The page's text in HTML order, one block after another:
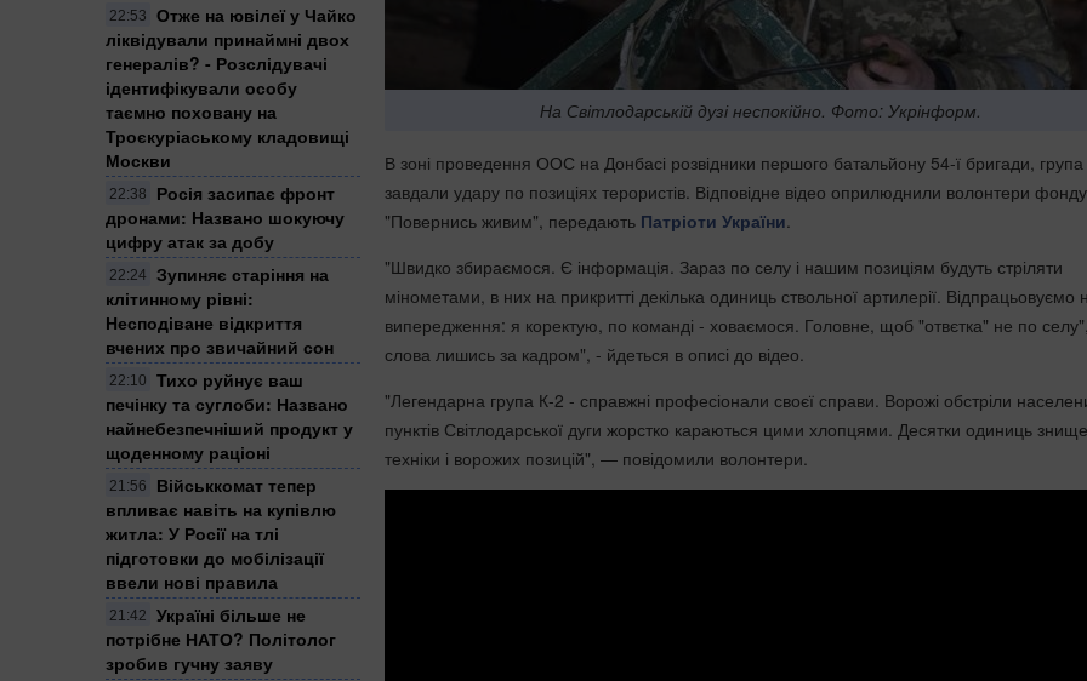
22:53
Отже на ювілеї у Чайко
ліквідували принаймні двох
генералів? - Розслідувачі
ідентифікували особу
таємно поховану на
Троєкуріаському кладовищі
Москви
22:38
Росія засипає фронт
дронами: Названо шокуючу
цифру атак за добу
22:24
Зупиняє старіння на
клітинному рівні:
Несподіване відкриття
вчених про звичайний сон
22:10
Тихо руйнує ваш
печінку та суглоби: Названо
найнебезпечніший продукт у
щоденному раціоні
21:56
Військкомат тепер
впливає навіть на купівлю
житла: У Росії на тлі
підготовки до мобілізації
ввели нові правила
21:42
Україні більше не
потрібне НАТО? Політолог
зробив гучну заяву
На Світлодарській дузі неспокійно. Фото: Укрінформ.
В зоні проведення ООС на Донбасі розвідники першого батальйону 54-ї бригади,
завдали удару по позиціях терористів. Відповідне відео оприлюднили волонтери фонду
"Повернись живим", передають Патріоти України.
"Швидко збираємося. Є інформація. Зараз по селу і нашим позиціям будуть стріляти
мінометами, в них на прикритті декілька одиниць ствольної артилерії. Відпрацьовуємо
випередження: я коректую, по команді - ховаємося. Головне, щоб "отвєтка" не по
слова лишись за кадром", - йдеться в описі до відео.
"Легендарна група К-2 - справжні професіонали своєї справи. Ворожі обстріли
пунктів Світлодарської дуги жорстко караються цими хлопцями. Десятки одиниць
техніки і ворожих позицій", — повідомили волонтери.